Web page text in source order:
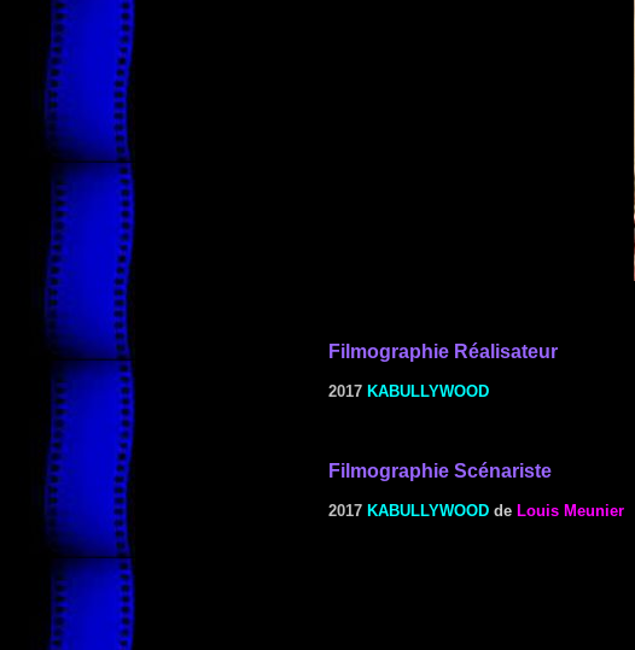
Filmographie Réalisateur
2017 KABULLYWOOD
Filmographie Scénariste
2017 KABULLYWOOD de Louis Meunier